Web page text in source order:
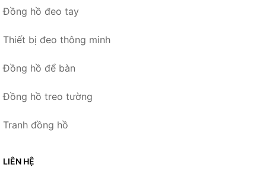
Đồng hồ đeo tay
Thiết bị đeo thông minh
Đồng hồ để bàn
Đồng hồ treo tường
Tranh đồng hồ
LIÊN HỆ